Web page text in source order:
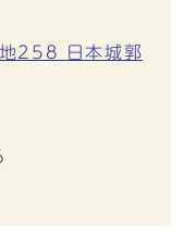
258 日本城郭